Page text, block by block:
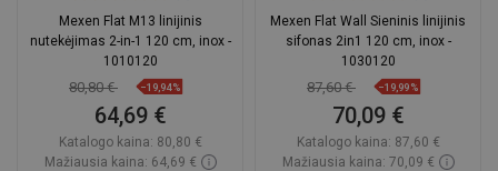
Mexen Flat M13 linijinis
nutekėjimas 2-in-1 120 cm, inox -
1010120
80,80 € −19,94%
64,69 €
Katalogo kaina: 80,80 €
Mažiausia kaina: 64,69 €
Mexen Flat Wall Sieninis linijinis
sifonas 2in1 120 cm, inox -
1030120
87,60 € −19,99%
70,09 €
Katalogo kaina: 87,60 €
Mažiausia kaina: 70,09 €